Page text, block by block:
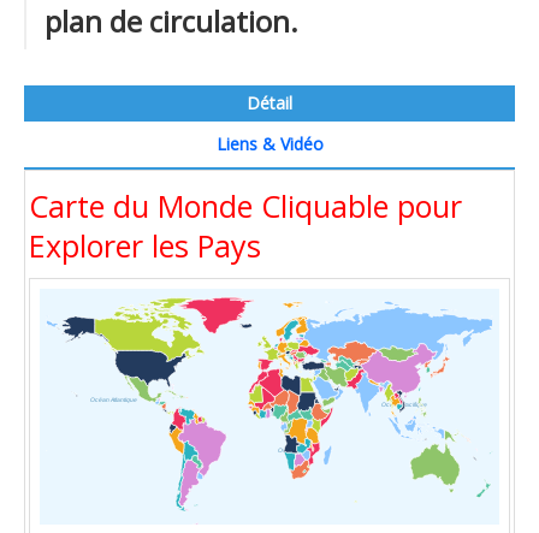
plan de circulation.
Détail
Liens & Vidéo
Carte du Monde Cliquable pour
Explorer les Pays
Océan Atlantique
Océan Pacifique
Océan Indien